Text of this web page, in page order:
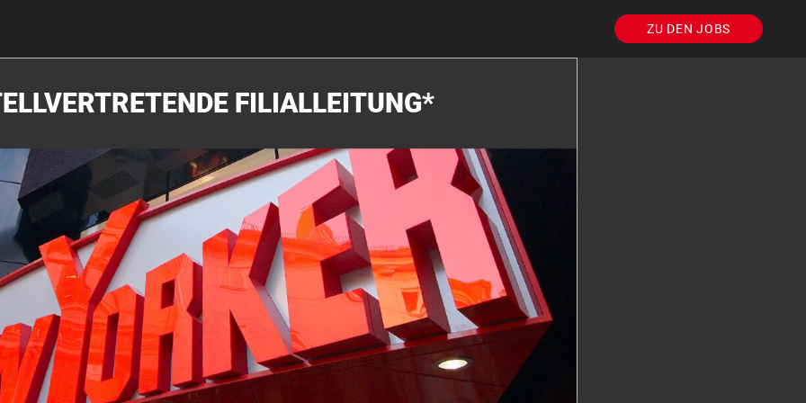
ZU DEN JOBS
FILIALLEITUNG*